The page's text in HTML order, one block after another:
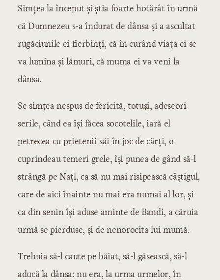
Simțea la început și știa foarte hotărât în urmă
că Dumnezeu s-a îndurat de dânsa și a ascultat
rugăciunile ei fierbinți, că în curând viața ei se
va lumina și lămuri, că muma ei va veni la
dânsa.
Se simțea nespus de fericită, totuși, adeseori
serile, când ea își făcea socotelile, iară el
petrecea cu prietenii săi în joc de cărți, o
cuprindeau temeri grele, își punea de gând să-l
strângă pe Națl, ca să nu mai risipească câștigul,
care de aici înainte nu mai era numai al lor, și
ca din senin își aduse aminte de Bandi, a căruia
urmă se pierduse, și de nenorocita lui mumă.
Trebuia să-l caute pe băiat, să-l găsească, să-l
aducă la dânsa: nu era, la urma urmelor, în